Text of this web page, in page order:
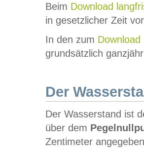
Beim Download
in gesetzlicher Zeit
In den zum Download
grundsätzlich
Der
Der Wasserstand ist
über dem
Zentimeter